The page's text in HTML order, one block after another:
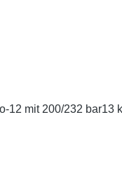
mit 200/232